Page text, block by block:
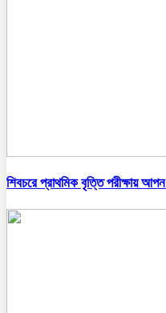
শিবচরে প্রাথমিক বৃত্তি পরীক্ষায়